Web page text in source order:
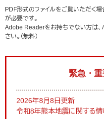
PDF形式のファイルをご覧いただく
が必要です。
Adobe Readerをお持ちでない方は、
さい。（無料）
緊急・
2026年8月8日更新
令和8年熊本地震に関する情